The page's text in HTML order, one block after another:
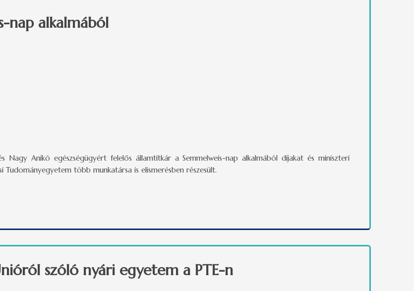
nap alkalmából
Anikó egészségügyért felelős államtitkár a Semmelweis-nap alkalmából díjakat és miniszteri
több munkatársa is elismerésben részesült.
szóló nyári egyetem a PTE-n